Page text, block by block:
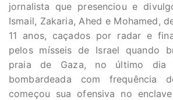
jornalista que presenciou e
Ismail, Zakaria, Ahed e Mohamed,
11 anos, caçados por radar e
pelos mísseis de Israel quando
praia de Gaza, no último
bombardeada com frequência
começou sua ofensiva no